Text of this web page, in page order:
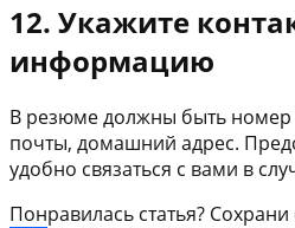
12. Укажите
информацию
В резюме должны быть номер
почты, домашний адрес.
удобно связаться с вами в
Понравилась статья?